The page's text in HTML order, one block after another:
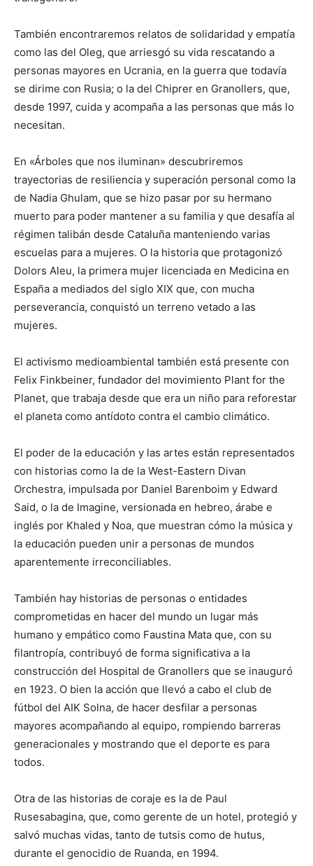
También encontraremos relatos de solidaridad y empatía
como las del Oleg, que arriesgó su vida rescatando a
personas mayores en Ucrania, en la guerra que todavía
se dirime con Rusia; o la del Chiprer en Granollers, que,
desde 1997, cuida y acompaña a las personas que más lo
necesitan.
En «Árboles que nos iluminan» descubriremos
trayectorias de resiliencia y superación personal como la
de Nadia Ghulam, que se hizo pasar por su hermano
muerto para poder mantener a su familia y que desafía al
régimen talibán desde Cataluña manteniendo varias
escuelas para a mujeres. O la historia que protagonizó
Dolors Aleu, la primera mujer licenciada en Medicina en
España a mediados del siglo XIX que, con mucha
perseverancia, conquistó un terreno vetado a las
mujeres.
El activismo medioambiental también está presente con
Felix Finkbeiner, fundador del movimiento Plant for the
Planet, que trabaja desde que era un niño para reforestar
el planeta como antídoto contra el cambio climático.
El poder de la educación y las artes están representados
con historias como la de la West-Eastern Divan
Orchestra, impulsada por Daniel Barenboim y Edward
Said, o la de Imagine, versionada en hebreo, árabe e
inglés por Khaled y Noa, que muestran cómo la música y
la educación pueden unir a personas de mundos
aparentemente irreconciliables.
También hay historias de personas o entidades
comprometidas en hacer del mundo un lugar más
humano y empático como Faustina Mata que, con su
filantropía, contribuyó de forma significativa a la
construcción del Hospital de Granollers que se inauguró
en 1923. O bien la acción que llevó a cabo el club de
fútbol del AIK Solna, de hacer desfilar a personas
mayores acompañando al equipo, rompiendo barreras
generacionales y mostrando que el deporte es para
todos.
Otra de las historias de coraje es la de Paul
Rusesabagina, que, como gerente de un hotel, protegió y
salvó muchas vidas, tanto de tutsis como de hutus,
durante el genocidio de Ruanda, en 1994.